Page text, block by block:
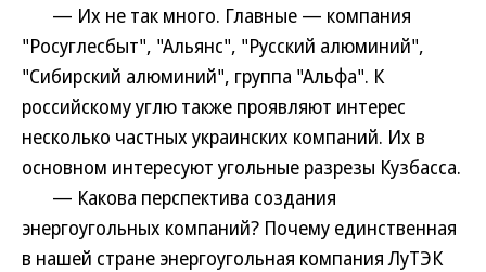
— Их не так много. Главные — компания
"Росуглесбыт", "Альянс", "Русский алюминий",
"Сибирский алюминий", группа "Альфа". К
российскому углю также проявляют интерес
несколько частных украинских компаний. Их в
основном интересуют угольные разрезы Кузбасса.
— Какова перспектива создания
энергоугольных компаний? Почему единственная
в нашей стране энергоугольная компания ЛуТЭК